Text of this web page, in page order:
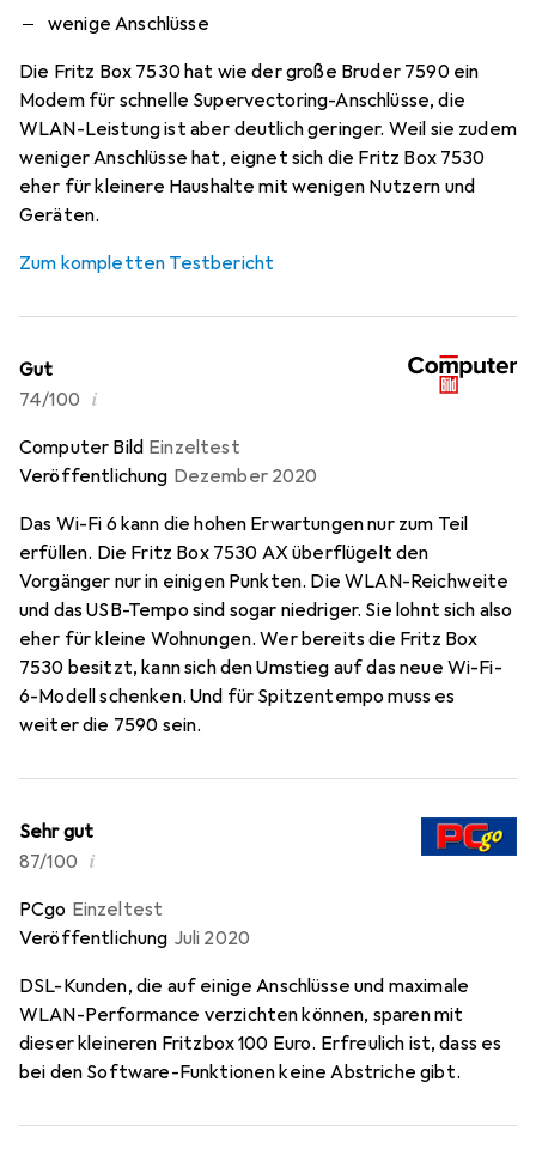
wenige Anschlüsse
Die Fritz Box 7530 hat wie der große Bruder 7590 ein
Modem für schnelle Supervectoring-Anschlüsse, die
WLAN-Leistung ist aber deutlich geringer. Weil sie zudem
weniger Anschlüsse hat, eignet sich die Fritz Box 7530
eher für kleinere Haushalte mit wenigen Nutzern und
Geräten.
Zum kompletten Testbericht
Gut
74/100 i
Computer Bild Einzeltest
Veröffentlichung Dezember 2020
Das Wi-Fi 6 kann die hohen Erwartungen nur zum Teil
erfüllen. Die Fritz Box 7530 AX überflügelt den
Vorgänger nur in einigen Punkten. Die WLAN-Reichweite
und das USB-Tempo sind sogar niedriger. Sie lohnt sich also
eher für kleine Wohnungen. Wer bereits die Fritz Box
7530 besitzt, kann sich den Umstieg auf das neue Wi-Fi-
6-Modell schenken. Und für Spitzentempo muss es
weiter die 7590 sein.
Sehr gut
87/100 i
PCgo Einzeltest
Veröffentlichung Juli 2020
DSL-Kunden, die auf einige Anschlüsse und maximale
WLAN-Performance verzichten können, sparen mit
dieser kleineren Fritzbox 100 Euro. Erfreulich ist, dass es
bei den Software-Funktionen keine Abstriche gibt.